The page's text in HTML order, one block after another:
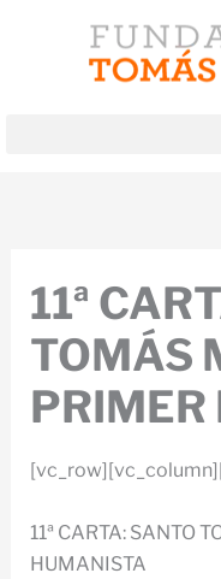
11ª
TOMÁS
PRIMER
11ª CARTA: SANTO
HUMANISTA